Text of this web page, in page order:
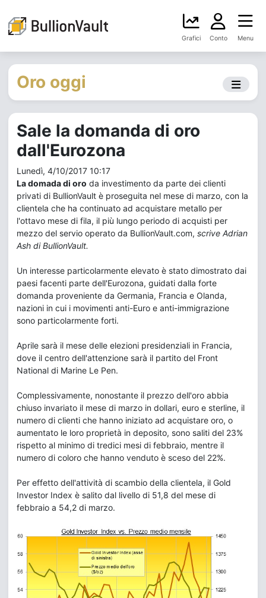
Grafici Conto Menu
Oro oggi
Sale la domanda di oro
dall'Eurozona
Lunedì, 4/10/2017 10:17
La domada di oro da investimento da parte dei clienti
privati di BullionVault è proseguita nel mese di marzo, con la
clientela che ha continuato ad acquistare metallo per
l'ottavo mese di fila, il più lungo periodo di acquisti per
mezzo del servio operato da BullionVault.com, scrive Adrian
Ash di BullionVault.
Un interesse particolarmente elevato è stato dimostrato dai
paesi facenti parte dell'Eurozona, guidati dalla forte
domanda proveniente da Germania, Francia e Olanda,
nazioni in cui i movimenti anti-Euro e anti-immigrazione
sono particolarmente forti.
Aprile sarà il mese delle elezioni presidenziali in Francia,
dove il centro dell'attenzione sarà il partito del Front
National di Marine Le Pen.
Complessivamente, nonostante il prezzo dell'oro abbia
chiuso invariato il mese di marzo in dollari, euro e sterline, il
numero di clienti che hanno iniziato ad acquistare oro, o
aumentato le loro proprietà in deposito, sono saliti del 23%
rispetto al minimo di tredici mesi di febbraio, mentre il
numero di coloro che hanno venduto è sceso del 22%.
Per effetto dell'attività di scambio della clientela, il Gold
Investor Index è salito dal livello di 51,8 del mese di
febbraio a 54,2 di marzo.